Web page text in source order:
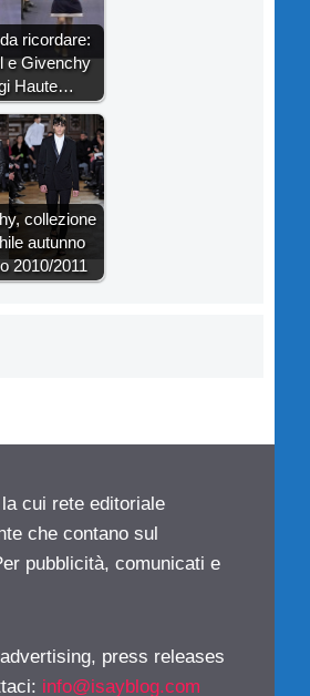
ricordare:
e Givenchy
Haute…
collezione
autunno
2010/2011
cui rete editoriale
che contano sul
pubblicità, comunicati e
press releases
: info@isayblog.com